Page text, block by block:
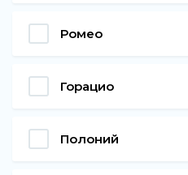
Ромео
Горацио
Полоний